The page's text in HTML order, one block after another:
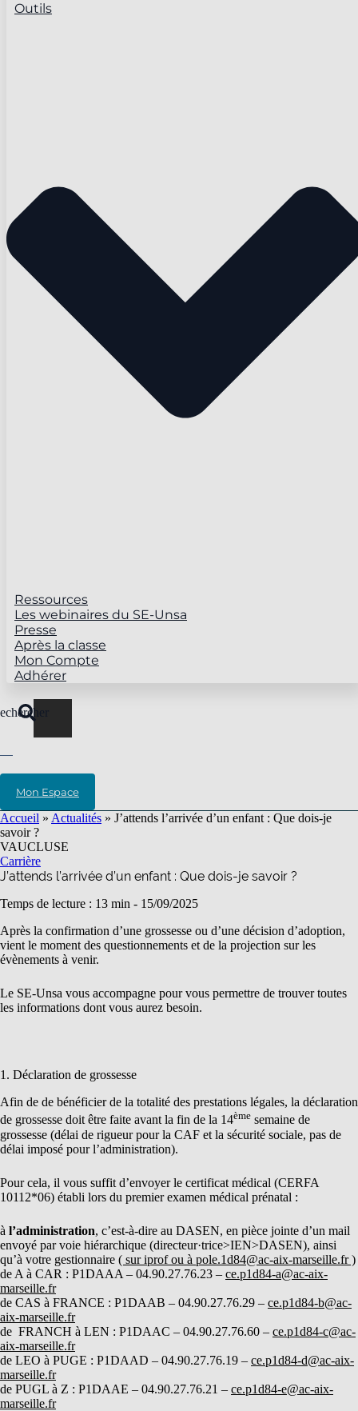
Outils
Ressources
Les webinaires du SE-Unsa
Presse
Après la classe
Mon Compte
Adhérer
Mon Espace
Accueil » Actualités » J’attends l’arrivée d’un enfant : Que dois-je
savoir ?
VAUCLUSE
Carrière
J’attends l’arrivée d’un enfant : Que dois-je savoir ?
Temps de lecture : 13 min - 15/09/2025
Après la confirmation d’une grossesse ou d’une décision d’adoption,
vient le moment des questionnements et de la projection sur les
évènements à venir.
Le SE-Unsa vous accompagne pour vous permettre de trouver toutes
les informations dont vous aurez besoin.
1. Déclaration de grossesse
Afin de de bénéficier de la totalité des prestations légales, la déclaration
de grossesse doit être faite avant la fin de la 14ème semaine de
grossesse (délai de rigueur pour la CAF et la sécurité sociale, pas de
délai imposé pour l’administration).
Pour cela, il vous suffit d’envoyer le certificat médical (CERFA
10112*06) établi lors du premier examen médical prénatal :
à l’administration, c’est-à-dire au DASEN, en pièce jointe d’un mail
envoyé par voie hiérarchique (directeur·trice>IEN>DASEN), ainsi
qu’à votre gestionnaire ( sur iprof ou à pole.1d84@ac-aix-marseille.fr )
de A à CAR : P1DAAA – 04.90.27.76.23 – ce.p1d84-a@ac-aix-
marseille.fr
de CAS à FRANCE : P1DAAB – 04.90.27.76.29 – ce.p1d84-b@ac-
aix-marseille.fr
de FRANCH à LEN : P1DAAC – 04.90.27.76.60 – ce.p1d84-c@ac-
aix-marseille.fr
de LEO à PUGE : P1DAAD – 04.90.27.76.19 – ce.p1d84-d@ac-aix-
marseille.fr
de PUGL à Z : P1DAAE – 04.90.27.76.21 – ce.p1d84-e@ac-aix-
marseille.fr